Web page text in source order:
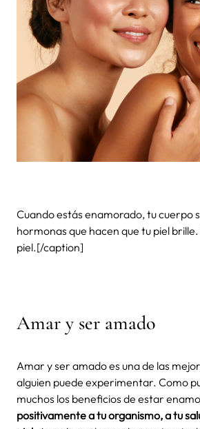
Cuando estás enamorado, tu cuerpo
hormonas que hacen que tu piel
piel.[/caption]
Amar y ser amado
Amar y ser amado es una de las
alguien puede experimentar. Como
muchos los beneficios de estar
positivamente a tu organismo, a tu